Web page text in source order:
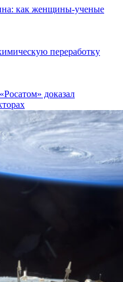
как женщины-ученые
переработку
доказал